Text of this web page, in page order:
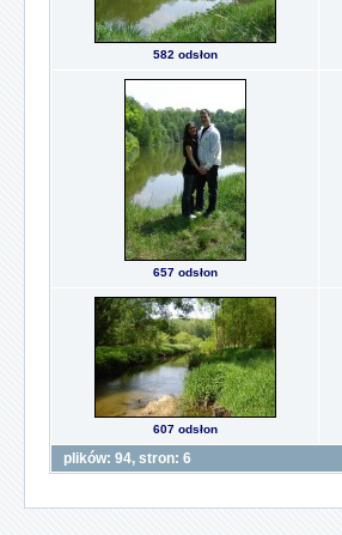
582 odsłon
657 odsłon
607 odsłon
plików: 94, stron: 6